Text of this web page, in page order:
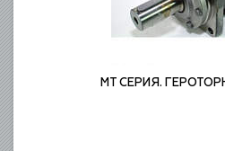
MT СЕРИЯ.